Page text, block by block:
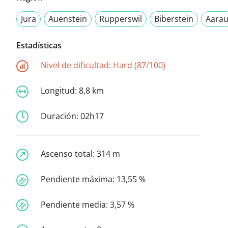
Jura
Auenstein Rupperswil Biberstein Aarau
Estadísticas
Nivel de dificultad: Hard (87/100)
Longitud: 8,8 km
Duración: 02h17
Ascenso total: 314 m
Pendiente máxima: 13,55 %
Pendiente media: 3,57 %